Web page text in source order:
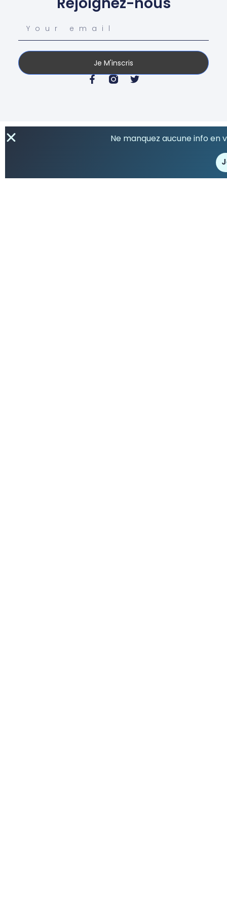
Je M'inscris
Ne manquez aucune info